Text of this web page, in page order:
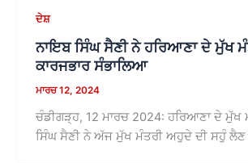
ਦੇਸ਼
ਨਾਇਬ ਸਿੰਘ ਸੈਣੀ ਨੇ ਹਰਿਆਣਾ ਦੇ ਮੁੱਖ
ਕਾਰਜਭਾਰ ਸੰਭਾਲਿਆ
ਮਾਰਚ 12, 2024
ਚੰਡੀਗੜ੍ਹ, 12 ਮਾਰਚ 2024: ਹਰਿਆਣਾ ਦੇ ਮੁੱਖ
ਸਿੰਘ ਸੈਣੀ ਨੇ ਅੱਜ ਮੁੱਖ ਮੰਤਰੀ ਅਹੁਦੇ ਦੀ ਸਹੁੰ